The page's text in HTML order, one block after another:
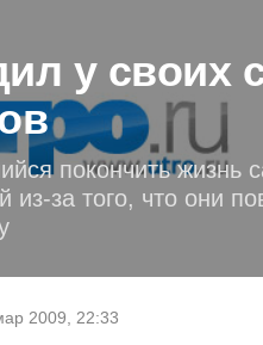
у своих
покончить жизнь
из-за того, что они
2009, 22:33